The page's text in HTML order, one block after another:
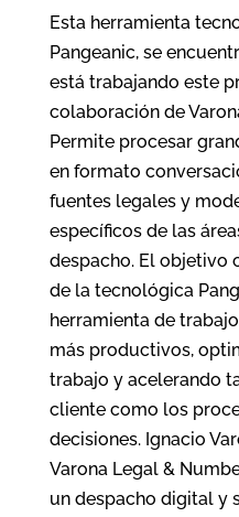
Esta herramienta
Pangeanic, se
está trabajando este
colaboración de
Permite procesar
en formato
fuentes legales y
específicos de las
despacho. El objetivo
de la tecnológica
herramienta de
más productivos,
trabajo y acelerando
cliente como los
decisiones. Ignacio
Varona Legal &
un despacho digital y